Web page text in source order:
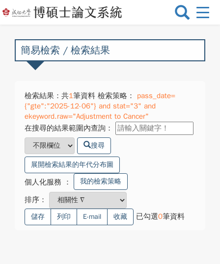
選
換
簡易檢索 / 檢索結果
檢索結果：共1筆資料 檢索策略：
pass_date=
{"gte":"2025-12-06"} and stat="3" and
ekeyword.raw="Adjustment to Cancer"
在搜尋的結果範圍內查詢：
搜尋
展開檢索結果的年代分布圖
個人化服務 ： 我的檢索策略
排序：
儲存 列印 E-mail 收藏 已勾選0筆資料